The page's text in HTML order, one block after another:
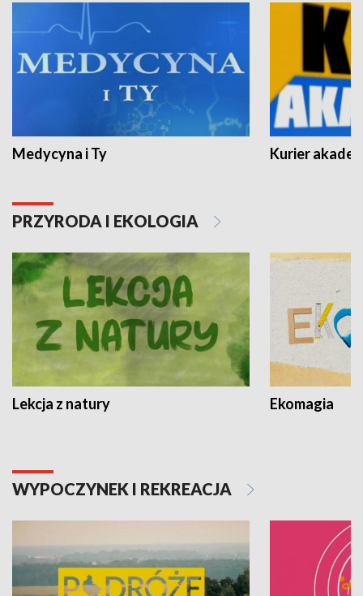
Medycyna i Ty Kurier
PRZYRODA I EKOLOGIA
Lekcja z natury Ekomagia
WYPOCZYNEK I REKREACJA